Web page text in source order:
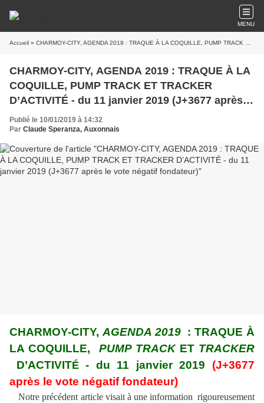
MENU
Accueil » CHARMOY-CITY, AGENDA 2019 : TRAQUE À LA COQUILLE, PUMP TRACK ET TRACKER D’ACTIVITÉ - du 11 janvier 2019 (J+3677 après le vote négatif fondateur)
CHARMOY-CITY, AGENDA 2019 : TRAQUE À LA
COQUILLE, PUMP TRACK ET TRACKER
D’ACTIVITÉ - du 11 janvier 2019 (J+3677 après le
vote négatif fondateur)
Publié le 10/01/2019 à 14:32
Par Claude Speranza, Auxonnais
CHARMOY-CITY, AGENDA 2019: TRAQUE À
LA COQUILLE, PUMP TRACKET TRACKER
D’ACTIVITÉ- du 11 janvier 2019 (J+3677
après le vote négatif fondateur)
Notre précédent article visait à une information rigoureusement